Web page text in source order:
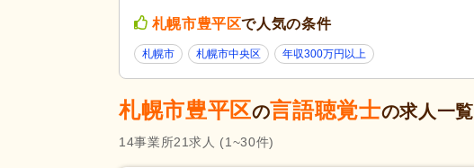
週2日から可(1)
応募資格 言語聴覚士(19)
休日・休暇
完全週休2日(5)
土日祝休み (2)
産休あり
札幌市豊平区で人気の条件
札幌市 札幌市中央区 年収300万円以上
札幌市豊平区の言語聴覚士の求人一覧
14事業所21求人 (1~30件)